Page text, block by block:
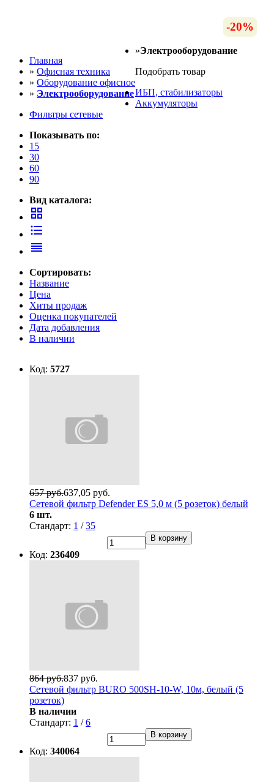
Главная
» Офисная техника
» Оборудование офисное
» Электрооборудование
»Электрооборудование
Подобрать товар
ИБП, стабилизаторы
Аккумуляторы
Фильтры сетевые
Показывать по:
15
30
60
90
Вид каталога:
grid_view
format_list_bulleted
reorder
Сортировать:
Название
Цена
Хиты продаж
Оценка покупателей
Дата добавления
В наличии
Код: 5727
637,05 руб.
657 руб.
Сетевой фильтр Defender ES 5,0 м (5 розеток) белый
6 шт.
Стандарт: 1 /35
В корзину
Код: 236409
837 руб.
864 руб.
Сетевой фильтр BURO 500SH-10-W, 10м, белый (5
розеток)
В наличии
Стандарт: 1 /6
В корзину
Код: 340064
-13%
-13%
-13%
-19%
-13%
-6%
-7%
-7%
-7%
-19%
-20%